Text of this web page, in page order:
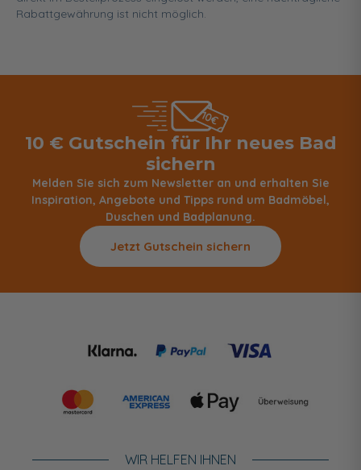
Rabattgewährung ist nicht möglich.
10 € Gutschein für Ihr neues Bad
sichern
Melden Sie sich zum Newsletter an und erhalten Sie
Inspiration, Angebote und Tipps rund um Badmöbel,
Duschen und Badplanung.
Jetzt Gutschein sichern
WIR HELFEN IHNEN